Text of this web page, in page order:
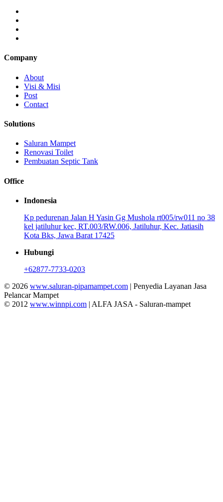
Company
About
Visi & Misi
Post
Contact
Solutions
Saluran Mampet
Renovasi Toilet
Pembuatan Septic Tank
Office
Indonesia
Kp pedurenan Jalan H Yasin Gg Mushola rt005/rw011 no 38
kel jatiluhur kec, RT.003/RW.006, Jatiluhur, Kec. Jatiasih
Kota Bks, Jawa Barat 17425
Hubungi
+62877-7733-0203
© 2026 www.saluran-pipamampet.com | Penyedia Layanan Jasa
Pelancar Mampet
© 2012 www.winnpi.com | ALFA JASA - Saluran-mampet